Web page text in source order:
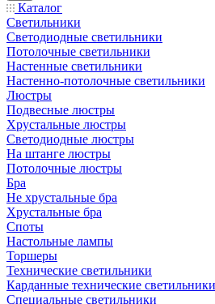
Каталог
Светильники
Светодиодные светильники
Потолочные светильники
Настенные светильники
Настенно-потолочные светильники
Люстры
Подвесные люстры
Хрустальные люстры
Светодиодные люстры
На штанге люстры
Потолочные люстры
Бра
Не хрустальные бра
Хрустальные бра
Споты
Настольные лампы
Торшеры
Технические светильники
Карданные технические светильники
Специальные светильники